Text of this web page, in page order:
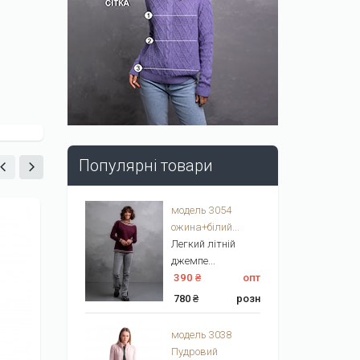
Популярні товари
модель 3054
ожина+білий...
Легкий літній
джемпе...
390 ₴
опт
780 ₴
розн
модель 3038
Пудровий